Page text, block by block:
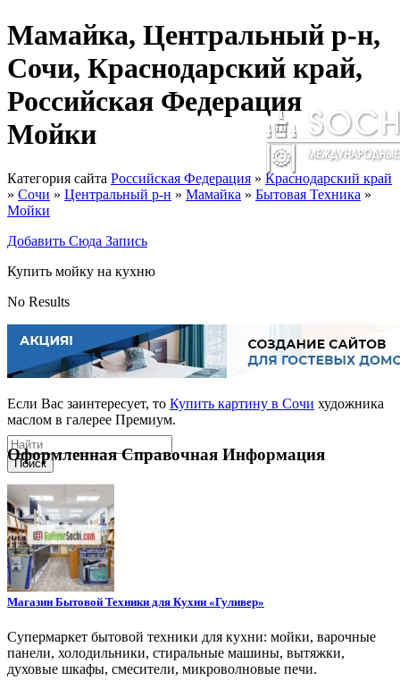
Поиск
Мамайка, Центральный р-н,
Сочи, Краснодарский край,
Российская Федерация
Мойки
Категория сайта Российская Федерация » Краснодарский край
» Сочи » Центральный р-н » Мамайка » Бытовая Техника »
Мойки
Добавить Сюда Запись
Купить мойку на кухню
No Results
Если Вас заинтересует, то Купить картину в Сочи художника
маслом в галерее Премиум.
Оформленная Справочная Информация
Магазин Бытовой Техники для Кухни «Гуливер»
Супермаркет бытовой техники для кухни: мойки, варочные
панели, холодильники, стиральные машины, вытяжки,
духовые шкафы, смесители, микроволновые печи.